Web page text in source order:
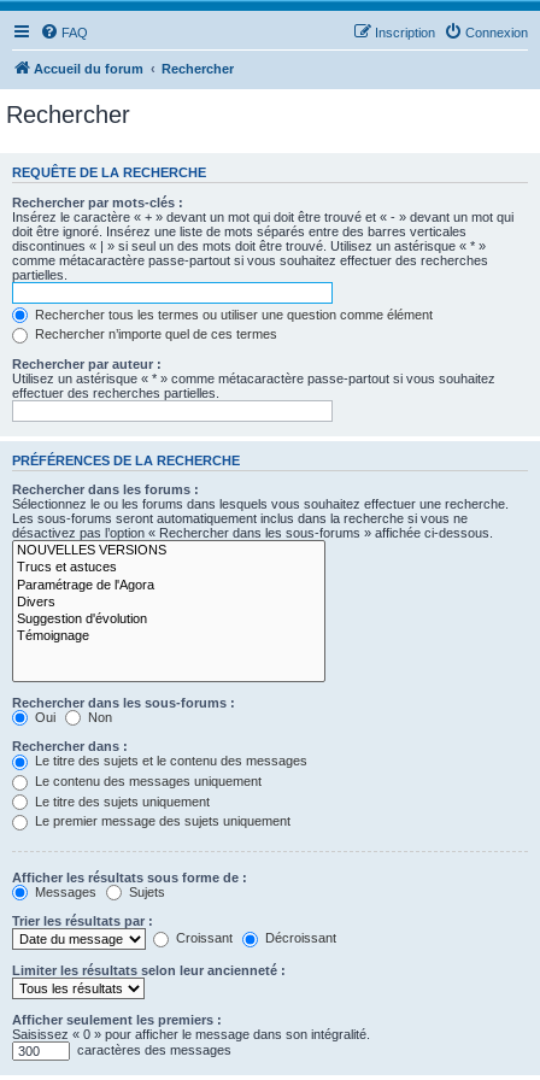
FAQ Connexion
Inscription
Accueil du forum Rechercher
Rechercher
REQUÊTE DE LA RECHERCHE
Rechercher par mots-clés :
Insérez le caractère « + » devant un mot qui doit être trouvé et « - » devant un mot qui
doit être ignoré. Insérez une liste de mots séparés entre des barres verticales
discontinues « | » si seul un des mots doit être trouvé. Utilisez un astérisque « * »
comme métacaractère passe-partout si vous souhaitez effectuer des recherches
partielles.
Rechercher tous les termes ou utiliser une question comme élément
Rechercher n’importe quel de ces termes
Rechercher par auteur :
Utilisez un astérisque « * » comme métacaractère passe-partout si vous souhaitez
effectuer des recherches partielles.
PRÉFÉRENCES DE LA RECHERCHE
Rechercher dans les forums :
Sélectionnez le ou les forums dans lesquels vous souhaitez effectuer une recherche.
Les sous-forums seront automatiquement inclus dans la recherche si vous ne
désactivez pas l’option « Rechercher dans les sous-forums » affichée ci-dessous.
Rechercher dans les sous-forums :
Oui
Non
Rechercher dans :
Le titre des sujets et le contenu des messages
Le contenu des messages uniquement
Le titre des sujets uniquement
Le premier message des sujets uniquement
Afficher les résultats sous forme de :
Messages
Sujets
Trier les résultats par :
Croissant
Décroissant
Limiter les résultats selon leur ancienneté :
Afficher seulement les premiers :
Saisissez « 0 » pour afficher le message dans son intégralité.
caractères des messages